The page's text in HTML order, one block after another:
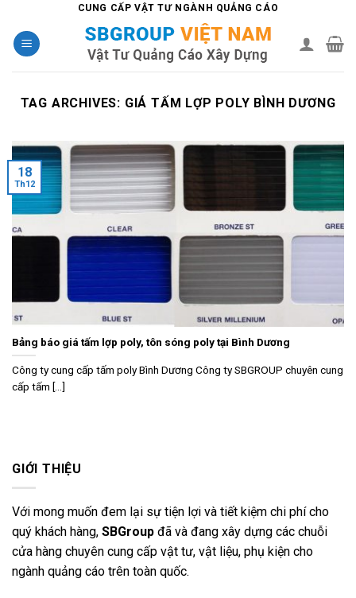
content
CUNG CẤP VẬT TƯ NGÀNH QUẢNG CÁO
TAG ARCHIVES: GIÁ TẤM LỢP POLY BÌNH DƯƠNG
GIỚI THIỆU
Với mong muốn đem lại sự tiện lợi và tiết kiệm chi phí cho
quý khách hàng, SBGroup đã và đang xây dựng các chuỗi
cửa hàng chuyên cung cấp vật tư, vật liệu, phụ kiện cho
ngành quảng cáo trên toàn quốc.
Bảng báo giá tấm lợp poly, tôn sóng poly tại Bình Dương
Công ty cung cấp tấm poly Bình Dương Công ty SBGROUP chuyên cung
cấp tấm [...]
18
Th12